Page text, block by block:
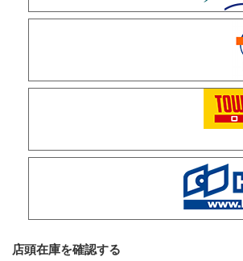
店頭在庫を確認する